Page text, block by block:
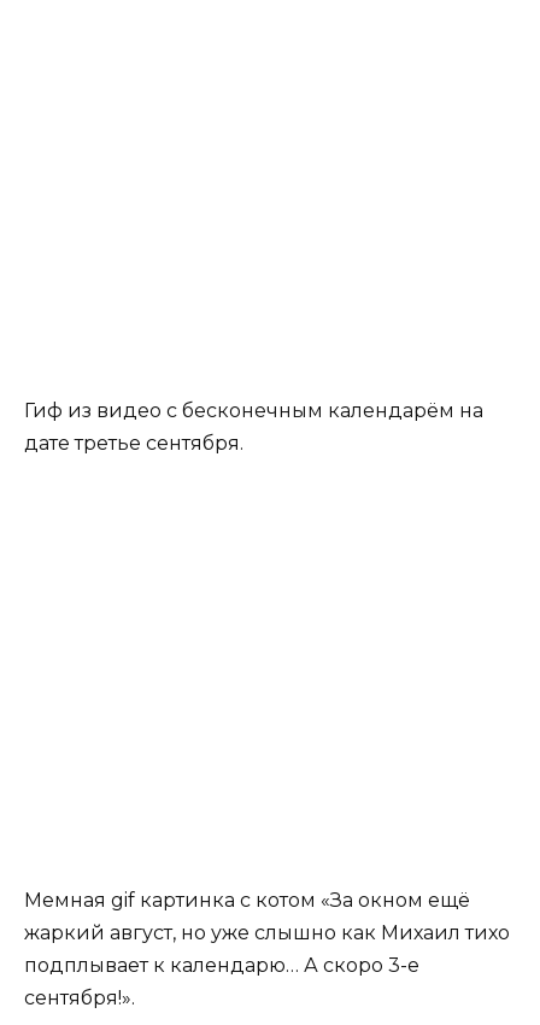
Гиф из видео с бесконечным календарём на
дате третье сентября.
Мемная gif картинка с котом «За окном ещё
жаркий август, но уже слышно как Михаил тихо
подплывает к календарю… А скоро 3-е
сентября!».